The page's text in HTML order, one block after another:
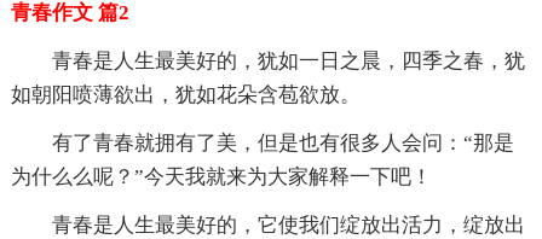
青春作文 篇2
青春是人生最美好的，犹如一日之晨，四季之春，犹
如朝阳喷薄欲出，犹如花朵含苞欲放。
有了青春就拥有了美，但是也有很多人会问：“那是
为什么么呢？”今天我就来为大家解释一下吧！
青春是人生最美好的，它使我们绽放出活力，绽放出